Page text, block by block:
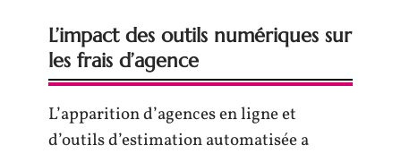
L’impact des outils numériques sur
les frais d’agence
L’apparition d’agences en ligne et
d’outils d’estimation automatisée a